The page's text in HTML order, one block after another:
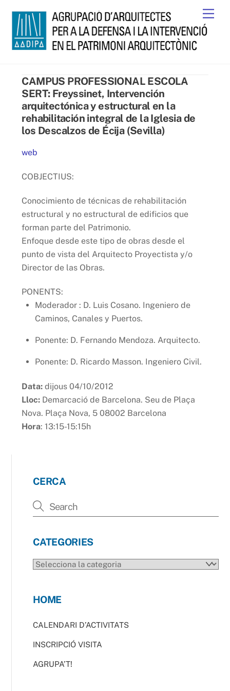
content
CAMPUS PROFESSIONAL ESCOLA
SERT: Freyssinet, Intervención
arquitectónica y estructural en la
rehabilitación integral de la Iglesia de
los Descalzos de Écija (Sevilla)
web
COBJECTIUS:
Conocimiento de técnicas de rehabilitación
estructural y no estructural de edificios que
forman parte del Patrimonio.
Enfoque desde este tipo de obras desde el
punto de vista del Arquitecto Proyectista y/o
Director de las Obras.
PONENTS:
Moderador : D. Luis Cosano. Ingeniero de
Caminos, Canales y Puertos.
Ponente: D. Fernando Mendoza. Arquitecto.
Ponente: D. Ricardo Masson. Ingeniero Civil.
Data: dijous 04/10/2012
Lloc: Demarcació de Barcelona. Seu de Plaça
Nova. Plaça Nova, 5 08002 Barcelona
Hora: 13:15-15:15h
CERCA
CATEGORIES
CATEGORIES
HOME
CALENDARI D’ACTIVITATS
INSCRIPCIÓ VISITA
AGRUPA’T!